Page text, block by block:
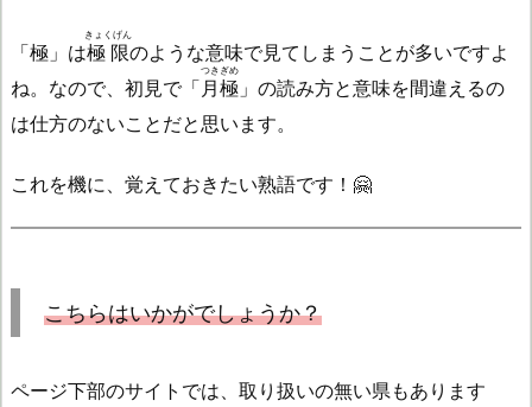
「極」は極限
きょくげん
のような意味で見てしまうことが多いですよ
ね。なので、初見で「月極
つきぎめ
」の読み方と意味を間違えるの
は仕方のないことだと思います。
これを機に、覚えておきたい熟語です！🤗
こちらはいかがでしょうか？
ページ下部のサイトでは、取り扱いの無い県もあります